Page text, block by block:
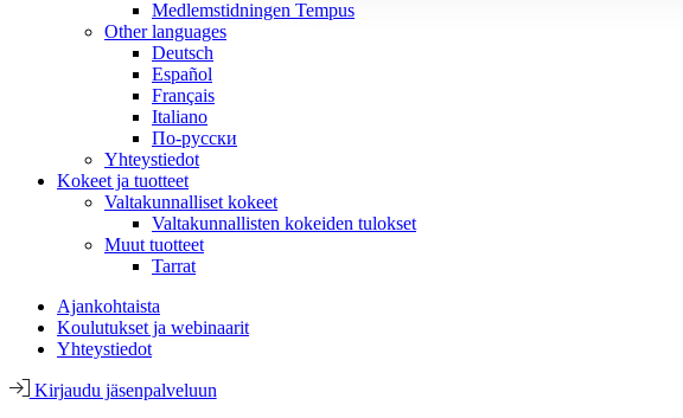
Medlemstidningen Tempus
Other languages
Deutsch
Español
Français
Italiano
По-русски
Yhteystiedot
Kokeet ja tuotteet
Valtakunnalliset kokeet
Valtakunnallisten kokeiden tulokset
Muut tuotteet
Tarrat
Ajankohtaista
Koulutukset ja webinaarit
Yhteystiedot
Kirjaudu jäsenpalveluun